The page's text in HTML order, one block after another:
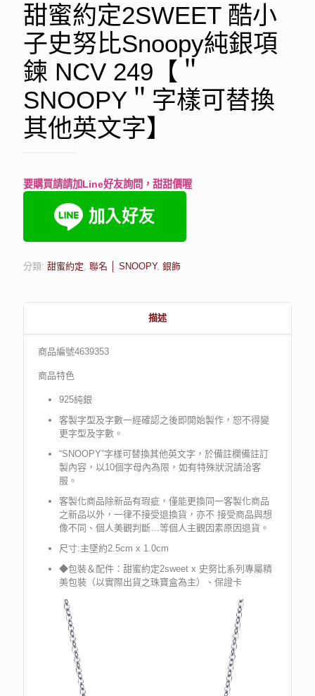
甜蜜約定2SWEET 酷小
子史努比Snoopy純銀項
鍊 NCV 249【＂
SNOOPY＂字樣可替換
其他英文字】
要購買請請加Line好友詢問，甜甜價喔
分類: 甜蜜約定 聯名 │ SNOOPY, 銀飾
描述
商品編號4639353
商品特色
925純銀
客製字型及字數一經確認之後即開始製作，恕不得變
更字型及字數。
“SNOOPY”字樣可替換其他英文字，於備註欄備註訂
製內容，以10個字母內為限，如有特殊狀況請洽客
服。
客製化商品除新品有瑕疵，僅能更換同一客製化商品
之新品以外，一律不接受退換貨，亦不 接受商品與想
像不同、個人美觀判斷…等個人主觀因素原因退貨。
尺寸:主墜約2.5cm x 1.0cm
◆包裝＆配件：甜蜜約定2sweet x 史努比系列專屬精
美包裝（以實際出貨之珠寶盒為主）、保證卡